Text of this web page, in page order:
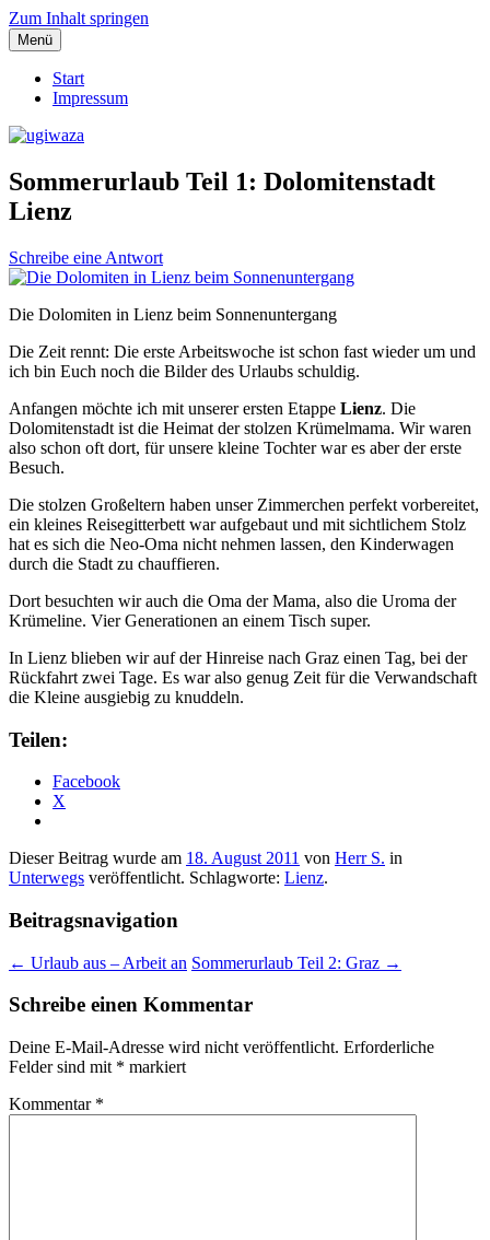
Zum Inhalt springen
ugiwaza
Menü
Start
Impressum
Sommerurlaub Teil 1: Dolomitenstadt
Lienz
Schreibe eine Antwort
Die Dolomiten in Lienz beim Sonnenuntergang
Die Zeit rennt: Die erste Arbeitswoche ist schon fast wieder um und
ich bin Euch noch die Bilder des Urlaubs schuldig.
Anfangen möchte ich mit unserer ersten Etappe Lienz. Die
Dolomitenstadt ist die Heimat der stolzen Krümelmama. Wir waren
also schon oft dort, für unsere kleine Tochter war es aber der erste
Besuch.
Die stolzen Großeltern haben unser Zimmerchen perfekt vorbereitet,
ein kleines Reisegitterbett war aufgebaut und mit sichtlichem Stolz
hat es sich die Neo-Oma nicht nehmen lassen, den Kinderwagen
durch die Stadt zu chauffieren.
Dort besuchten wir auch die Oma der Mama, also die Uroma der
Krümeline. Vier Generationen an einem Tisch super.
In Lienz blieben wir auf der Hinreise nach Graz einen Tag, bei der
Rückfahrt zwei Tage. Es war also genug Zeit für die Verwandschaft
die Kleine ausgiebig zu knuddeln.
Teilen:
Facebook
X
Dieser Beitrag wurde am 18. August 2011 von Herr S. in
Unterwegs veröffentlicht. Schlagworte: Lienz.
Beitragsnavigation
← Urlaub aus – Arbeit an Sommerurlaub Teil 2: Graz →
Schreibe einen Kommentar
Deine E-Mail-Adresse wird nicht veröffentlicht. Erforderliche
Felder sind mit * markiert
Kommentar *